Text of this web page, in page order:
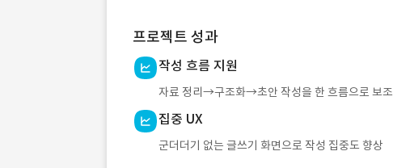
프로젝트 성과
작성 흐름 지원
자료 정리→구조화→초안 작성을 한 흐름으로 보조
집중 UX
군더더기 없는 글쓰기 화면으로 작성 집중도 향상